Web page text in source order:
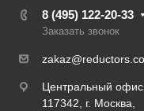
8 (495) 122-20-33
Заказать звонок
Центральный офис
117342, г. Москва,